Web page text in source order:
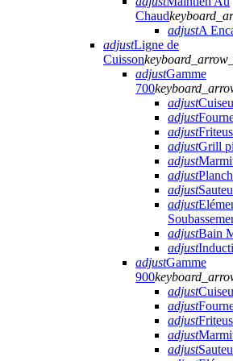
Chaud
adjustA
adjustLigne de
Cuisson
adjustGamme
700
adjust
adjust
adjust
adjustGrill
adjust
adjust
adjust
adjust
adjustBain
adjust
adjustGamme
900
adjust
adjust
adjust
adjust
adjust